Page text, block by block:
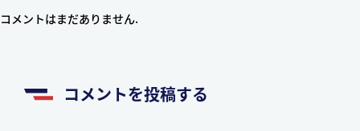
コメントはまだありません.
コメントを投稿する